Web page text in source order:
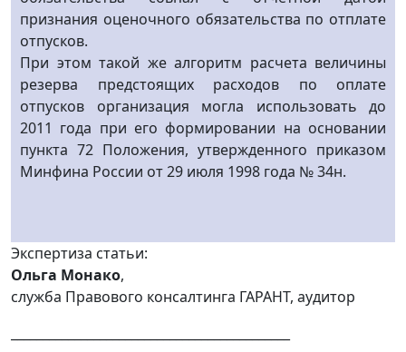
признания оценочного обязательства по отплате
отпусков.
При этом такой же алгоритм расчета величины
резерва предстоящих расходов по оплате
отпусков организация могла использовать до
2011 года при его формировании на основании
пункта 72 Положения, утвержденного приказом
Минфина России от 29 июля 1998 года № 34н.
Экспертиза статьи:
Ольга Монако,
служба Правового консалтинга ГАРАНТ, аудитор